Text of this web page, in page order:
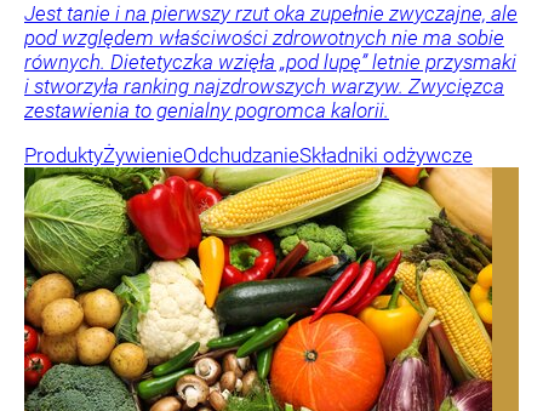
Jest tanie i na pierwszy rzut oka zupełnie zwyczajne, ale
pod względem właściwości zdrowotnych nie ma sobie
równych. Dietetyczka wzięła „pod lupę” letnie przysmaki
i stworzyła ranking najzdrowszych warzyw. Zwycięzca
zestawienia to genialny pogromca kalorii.
ProduktyŻywienieOdchudzanieSkładniki odżywcze